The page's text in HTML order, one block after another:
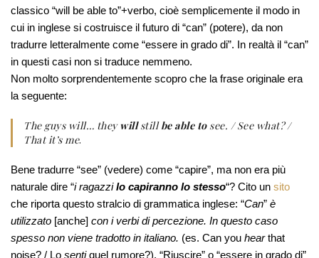
classico “will be able to”+verbo, cioè semplicemente il modo in
cui in inglese si costruisce il futuro di “can” (potere), da non
tradurre letteralmente come “essere in grado di”. In realtà il “can”
in questi casi non si traduce nemmeno.
Non molto sorprendentemente scopro che la frase originale era
la seguente:
The guys will… they willstillbe able tosee. / See what? /
That it’s me.
Bene tradurre “see” (vedere) come “capire”, ma non era più
naturale dire “i ragazzilo capiranno lo stesso“? Cito un sito
che riporta questo stralcio di grammatica inglese: “Can” è
utilizzato [anche] con i verbi di percezione. In questo caso
spesso non viene tradotto in italiano. (es. Can you hearthat
noise? / Lo sentiquel rumore?). “Riuscire” o “essere in grado di”